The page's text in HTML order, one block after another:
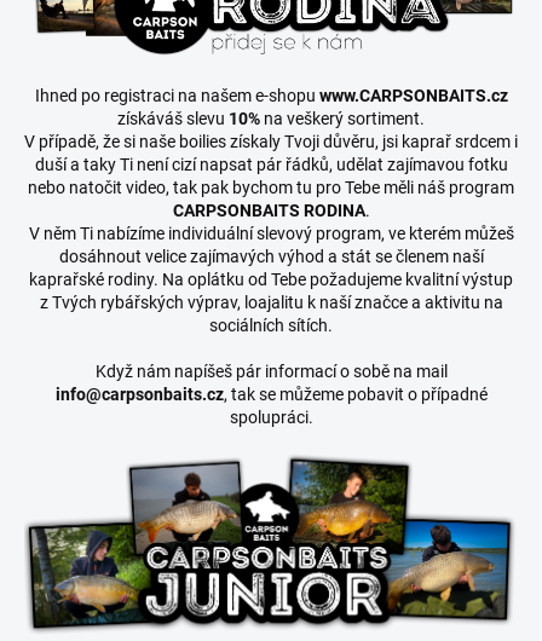
Ihned po registraci na našem e-shopu www.CARPSONBAITS.cz
získáváš slevu 10% na veškerý sortiment.
V případě, že si naše boilies získaly Tvoji důvěru, jsi kaprař srdcem i
duší a taky Ti není cizí napsat pár řádků, udělat zajímavou fotku
nebo natočit video, tak pak bychom tu pro Tebe měli náš program
CARPSONBAITS RODINA.
V něm Ti nabízíme individuální slevový program, ve kterém můžeš
dosáhnout velice zajímavých výhod a stát se členem naší
kaprařské rodiny. Na oplátku od Tebe požadujeme kvalitní výstup
z Tvých rybářských výprav, loajalitu k naší značce a aktivitu na
sociálních sítích.
Když nám napíšeš pár informací o sobě na mail
info@carpsonbaits.cz, tak se můžeme pobavit o případné
spolupráci.